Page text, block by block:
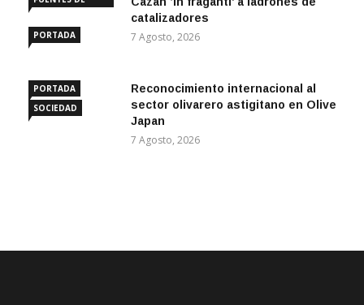
PORTADA
catalizadores
7 Agosto, 2026
PORTADA
SOCIEDAD
Reconocimiento internacional al
sector olivarero astigitano en Olive
Japan
7 Agosto, 2026